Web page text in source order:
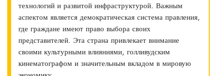
технологий и развитой инфраструктурой. Важным
аспектом является демократическая система правления,
где граждане имеют право выбора своих
представителей. Эта страна привлекает внимание
своими культурными влияниями, голливудским
кинематографом и значительным вкладом в мировую